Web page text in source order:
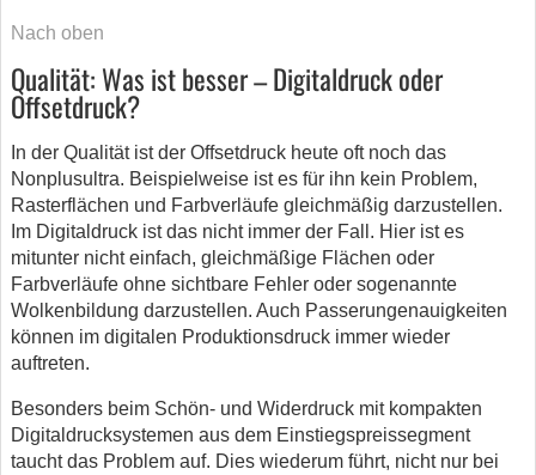
Nach oben
Qualität: Was ist besser – Digitaldruck oder
Offsetdruck?
In der Qualität ist der Offsetdruck heute oft noch das
Nonplusultra. Beispielweise ist es für ihn kein Problem,
Rasterflächen und Farbverläufe gleichmäßig darzustellen.
Im Digitaldruck ist das nicht immer der Fall. Hier ist es
mitunter nicht einfach, gleichmäßige Flächen oder
Farbverläufe ohne sichtbare Fehler oder sogenannte
Wolkenbildung darzustellen. Auch Passerungenauigkeiten
können im digitalen Produktionsdruck immer wieder
auftreten.
Besonders beim Schön- und Widerdruck mit kompakten
Digitaldrucksystemen aus dem Einstiegspreissegment
taucht das Problem auf. Dies wiederum führt, nicht nur bei